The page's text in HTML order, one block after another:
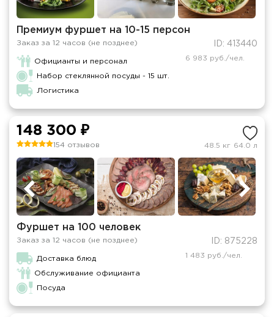
Премиум фуршет на 10-15 персон
Заказ за 12 часов (не позднее) ID: 413440
Официанты и персонал
Набор стеклянной посуды - 15 шт.
Логистика
6 983 руб./чел.
148 300 ₽
154 отзывов 48.5 кг 64.0 л
Фуршет на 100 человек
Заказ за 12 часов (не позднее) ID: 875228
Доставка блюд
Обслуживание официанта
Посуда
1 483 руб./чел.